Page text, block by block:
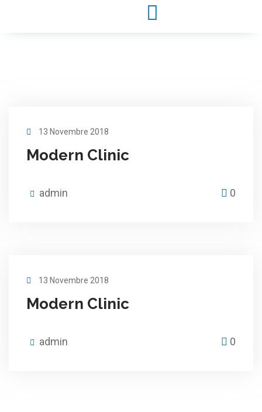
13 Novembre 2018
Modern Clinic
admin 0
13 Novembre 2018
Modern Clinic
admin 0